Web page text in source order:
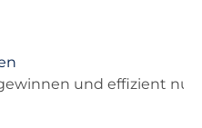
und effizient